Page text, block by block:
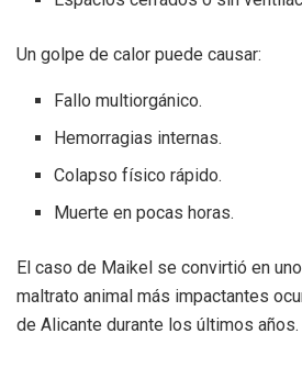
Un golpe de calor puede causar:
Fallo multiorgánico.
Hemorragias internas.
Colapso físico rápido.
Muerte en pocas horas.
El caso de Maikel se convirtió en
maltrato animal más impactantes
de Alicante durante los últimos años.